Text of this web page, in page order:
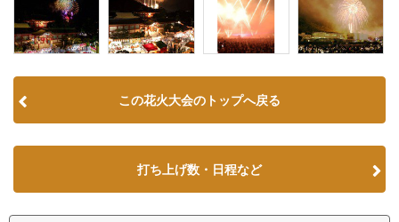
この花火大会のトップへ戻る
打ち上げ数・日程など